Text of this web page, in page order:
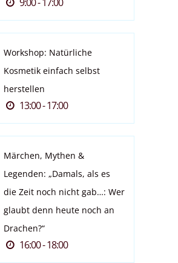
Workshop: Natürliche
Kosmetik einfach selbst
herstellen
13:00 - 17:00
Märchen, Mythen &
Legenden: „Damals, als es
die Zeit noch nicht gab…: Wer
glaubt denn heute noch an
Drachen?“
16:00 - 18:00